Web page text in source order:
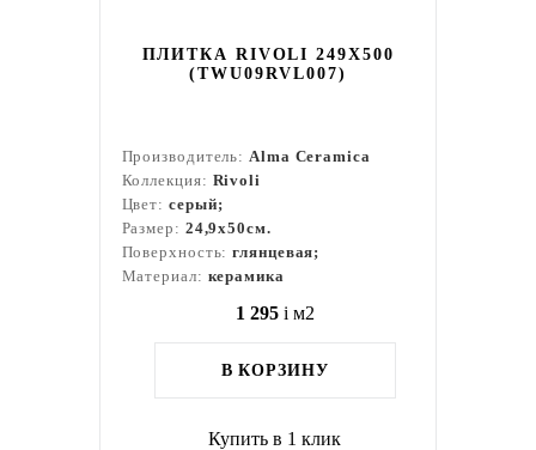
ПЛИТКА RIVOLI 249X500
(TWU09RVL007)
Производитель:Alma Ceramica
Коллекция: Rivoli
Цвет: серый;
Размер: 24,9x50см.
Поверхность:глянцевая;
Материал: керамика
1 295 i м2
В КОРЗИНУ
Купить в 1 клик